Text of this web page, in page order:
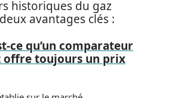
historiques du gaz
avantages clés :
ce qu’un comparateur
offre toujours un prix